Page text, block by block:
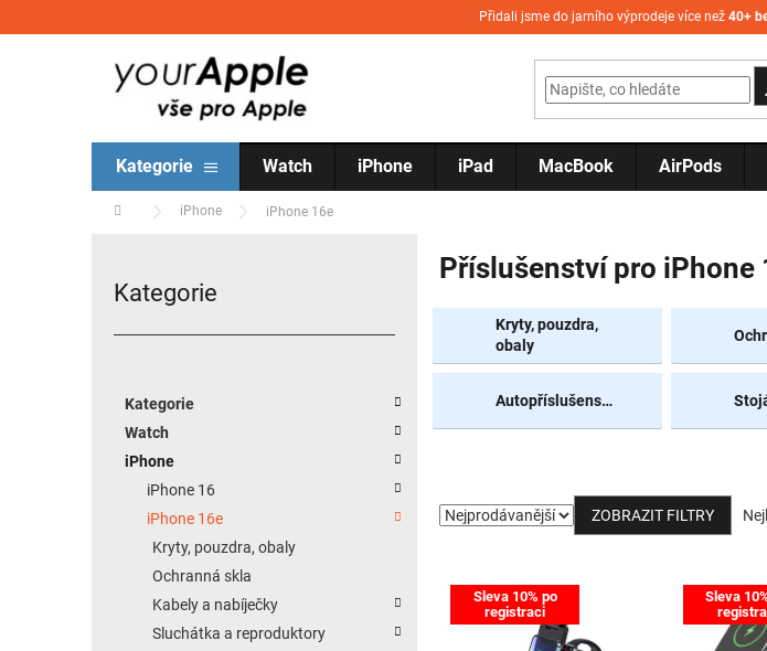
Přidali jsme do jarního výprodeje více než 40+
Kategorie Watch iPhone iPad MacBook AirPods
Domů iPhone iPhone 16e
Přeskočit kategorie
Kategorie
Kategorie
Watch
iPhone
iPhone 16
iPhone 16e
Kryty, pouzdra, obaly
Ochranná skla
Kabely a nabíječky
Sluchátka a reproduktory
Příslušenství pro iPhone
Kryty, pouzdra,
obaly
Autopříslušenství
ZOBRAZIT FILTRY
Výpis produktů
Sleva 10% po
registraci
Sleva